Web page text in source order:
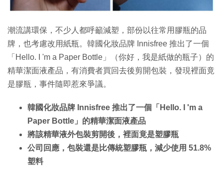
潮流講環保，不少人都呼籲減塑，部份以往常用膠瓶的品
牌，也考慮改用紙瓶。韓國化妝品牌 Innisfree 推出了一個
「Hello. I 'm a Paper Bottle」（你好，我是紙做的瓶子）的
精華潔面液產品，有消費者買回去後剪開包裝，發現裡面竟
是膠瓶，事件隨即惹來爭議。
韓國化妝品牌 Innisfree 推出了一個「Hello. I 'm a
Paper Bottle」的精華潔面液產品
將該精華液外包裝剪開後，裡面竟是塑膠瓶
公司回應，包裝還是比傳統塑膠瓶，減少使用 51.8%
塑料